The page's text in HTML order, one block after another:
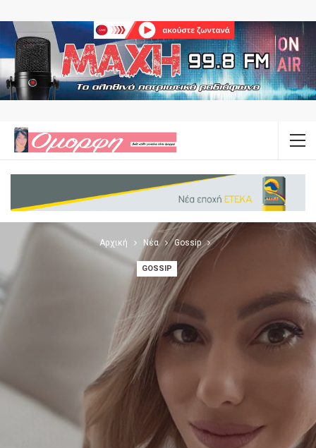
Αρχική Νέα Gossip
GOSSIP